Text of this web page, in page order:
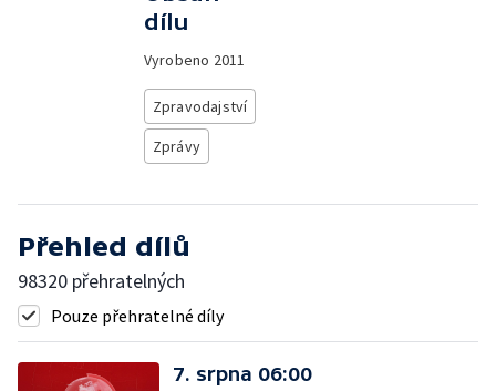
dílu
Vyrobeno 2011
Zpravodajství
Zprávy
Přehled dílů
98320 přehratelných
Pouze přehratelné díly
7. srpna 06:00